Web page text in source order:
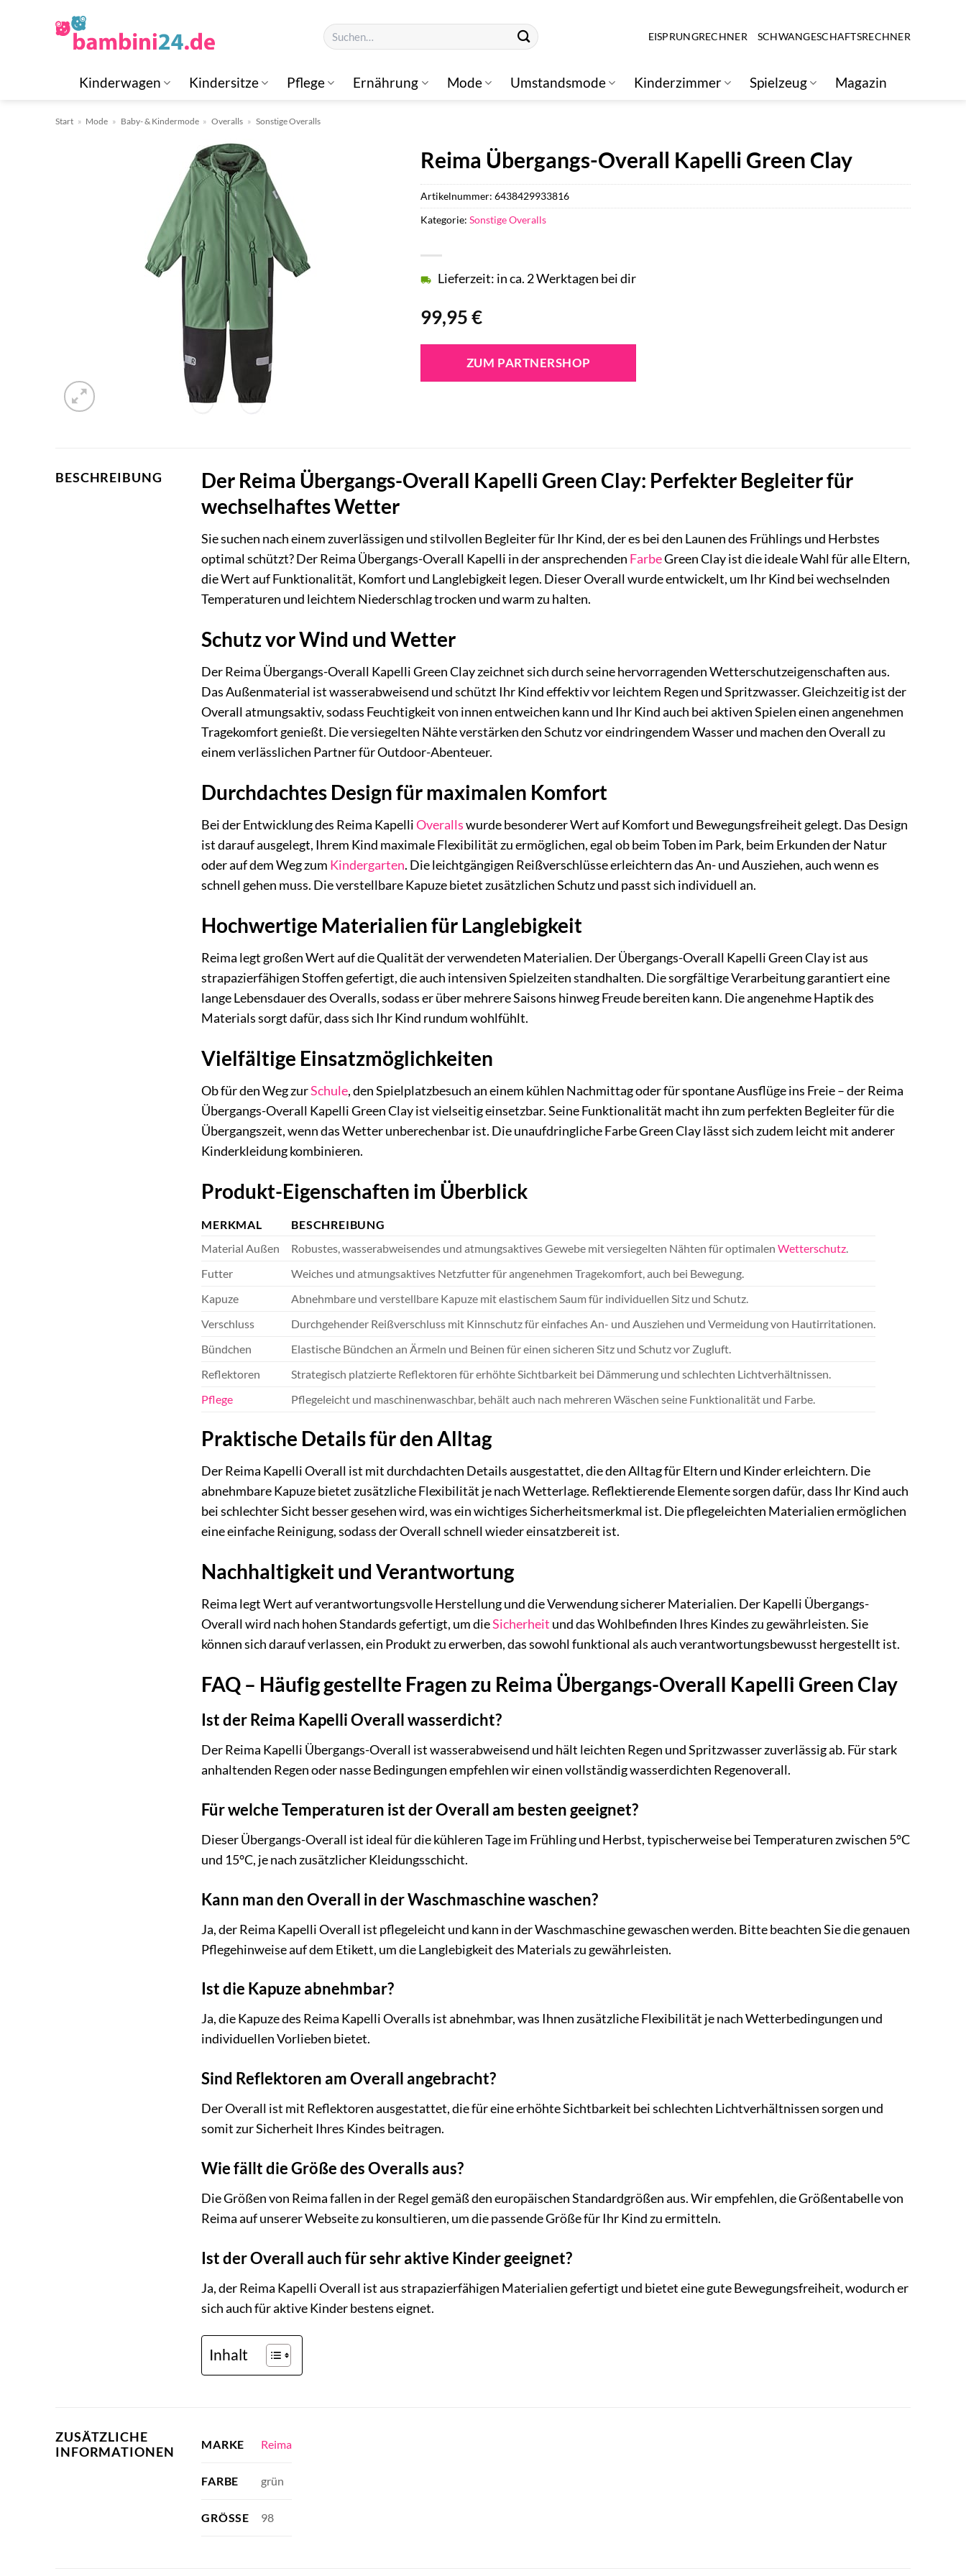
Suchen
nach:
EISPRUNGRECHNER SCHWANGESCHAFTSRECHNER
Kinderwagen Kindersitze Pflege Ernährung Mode Umstandsmode Kinderzimmer Spielzeug Magazin
Start » Mode » Baby- & Kindermode » Overalls » Sonstige Overalls
Reima Übergangs-Overall Kapelli Green Clay
99,95€
Lieferzeit: in ca. 2 Werktagen bei dir
ZUM PARTNERSHOP
Artikelnummer:6438429933816
Kategorie:Sonstige Overalls
BESCHREIBUNG
Der Reima Übergangs-Overall Kapelli Green Clay: Perfekter Begleiter für
wechselhaftes Wetter
Sie suchen nach einem zuverlässigen und stilvollen Begleiter für Ihr Kind, der es bei den Launen des Frühlings und Herbstes
optimal schützt? Der Reima Übergangs-Overall Kapelli in der ansprechenden FarbeGreen Clay ist die ideale Wahl für alle Eltern,
die Wert auf Funktionalität, Komfort und Langlebigkeit legen. Dieser Overall wurde entwickelt, um Ihr Kind bei wechselnden
Temperaturen und leichtem Niederschlag trocken und warm zu halten.
Schutz vor Wind und Wetter
Der Reima Übergangs-Overall Kapelli Green Clay zeichnet sich durch seine hervorragenden Wetterschutzeigenschaften aus.
Das Außenmaterial ist wasserabweisend und schützt Ihr Kind effektiv vor leichtem Regen und Spritzwasser. Gleichzeitig ist der
Overall atmungsaktiv, sodass Feuchtigkeit von innen entweichen kann und Ihr Kind auch bei aktiven Spielen einen angenehmen
Tragekomfort genießt. Die versiegelten Nähte verstärken den Schutz vor eindringendem Wasser und machen den Overall zu
einem verlässlichen Partner für Outdoor-Abenteuer.
Durchdachtes Design für maximalen Komfort
Bei der Entwicklung des Reima KapelliOverallswurde besonderer Wert auf Komfort und Bewegungsfreiheit gelegt. Das Design
ist darauf ausgelegt, Ihrem Kind maximale Flexibilität zu ermöglichen, egal ob beim Toben im Park, beim Erkunden der Natur
oder auf dem Weg zum Kindergarten. Die leichtgängigen Reißverschlüsse erleichtern das An- und Ausziehen, auch wenn es
schnell gehen muss. Die verstellbare Kapuze bietet zusätzlichen Schutz und passt sich individuell an.
Hochwertige Materialien für Langlebigkeit
Reima legt großen Wert auf die Qualität der verwendeten Materialien. Der Übergangs-Overall Kapelli Green Clay ist aus
strapazierfähigen Stoffen gefertigt, die auch intensiven Spielzeiten standhalten. Die sorgfältige Verarbeitung garantiert eine
lange Lebensdauer des Overalls, sodass er über mehrere Saisons hinweg Freude bereiten kann. Die angenehme Haptik des
Materials sorgt dafür, dass sich Ihr Kind rundum wohlfühlt.
Vielfältige Einsatzmöglichkeiten
Ob für den Weg zurSchule, den Spielplatzbesuch an einem kühlen Nachmittag oder für spontane Ausflüge ins Freie – der Reima
Übergangs-Overall Kapelli Green Clay ist vielseitig einsetzbar. Seine Funktionalität macht ihn zum perfekten Begleiter für die
Übergangszeit, wenn das Wetter unberechenbar ist. Die unaufdringliche Farbe Green Clay lässt sich zudem leicht mit anderer
Kinderkleidung kombinieren.
Produkt-Eigenschaften im Überblick
MERKMAL
BESCHREIBUNG
Material Außen
Robustes, wasserabweisendes und atmungsaktives Gewebe mit versiegelten Nähten für optimalenWetterschutz.
Futter
Weiches und atmungsaktives Netzfutter für angenehmen Tragekomfort, auch bei Bewegung.
Kapuze
Abnehmbare und verstellbare Kapuze mit elastischem Saum für individuellen Sitz und Schutz.
Verschluss
Durchgehender Reißverschluss mit Kinnschutz für einfaches An- und Ausziehen und Vermeidung von Hautirritationen.
Bündchen
Elastische Bündchen an Ärmeln und Beinen für einen sicheren Sitz und Schutz vor Zugluft.
Reflektoren
Strategisch platzierte Reflektoren für erhöhte Sichtbarkeit bei Dämmerung und schlechten Lichtverhältnissen.
Pflege
Pflegeleicht und maschinenwaschbar, behält auch nach mehreren Wäschen seine Funktionalität und Farbe.
Praktische Details für den Alltag
Der Reima Kapelli Overall ist mit durchdachten Details ausgestattet, die den Alltag für Eltern und Kinder erleichtern. Die
abnehmbare Kapuze bietet zusätzliche Flexibilität je nach Wetterlage. Reflektierende Elemente sorgen dafür, dass Ihr Kind auch
bei schlechter Sicht besser gesehen wird, was ein wichtiges Sicherheitsmerkmal ist. Die pflegeleichten Materialien ermöglichen
eine einfache Reinigung, sodass der Overall schnell wieder einsatzbereit ist.
Nachhaltigkeit und Verantwortung
Reima legt Wert auf verantwortungsvolle Herstellung und die Verwendung sicherer Materialien. Der Kapelli Übergangs-
Overall wird nach hohen Standards gefertigt, um dieSicherheit und das Wohlbefinden Ihres Kindes zu gewährleisten. Sie
können sich darauf verlassen, ein Produkt zu erwerben, das sowohl funktional als auch verantwortungsbewusst hergestellt ist.
FAQ – Häufig gestellte Fragen zu Reima Übergangs-Overall Kapelli Green Clay
Ist der Reima Kapelli Overall wasserdicht?
Der Reima Kapelli Übergangs-Overall ist wasserabweisend und hält leichten Regen und Spritzwasser zuverlässig ab. Für stark
anhaltenden Regen oder nasse Bedingungen empfehlen wir einen vollständig wasserdichten Regenoverall.
Für welche Temperaturen ist der Overall am besten geeignet?
Dieser Übergangs-Overall ist ideal für die kühleren Tage im Frühling und Herbst, typischerweise bei Temperaturen zwischen 5°C
und 15°C, je nach zusätzlicher Kleidungsschicht.
Kann man den Overall in der Waschmaschine waschen?
Ja, der Reima Kapelli Overall ist pflegeleicht und kann in der Waschmaschine gewaschen werden. Bitte beachten Sie die genauen
Pflegehinweise auf dem Etikett, um die Langlebigkeit des Materials zu gewährleisten.
Ist die Kapuze abnehmbar?
Ja, die Kapuze des Reima Kapelli Overalls ist abnehmbar, was Ihnen zusätzliche Flexibilität je nach Wetterbedingungen und
individuellen Vorlieben bietet.
Sind Reflektoren am Overall angebracht?
Der Overall ist mit Reflektoren ausgestattet, die für eine erhöhte Sichtbarkeit bei schlechten Lichtverhältnissen sorgen und
somit zur Sicherheit Ihres Kindes beitragen.
Wie fällt die Größe des Overalls aus?
Die Größen von Reima fallen in der Regel gemäß den europäischen Standardgrößen aus. Wir empfehlen, die Größentabelle von
Reima auf unserer Webseite zu konsultieren, um die passende Größe für Ihr Kind zu ermitteln.
Ist der Overall auch für sehr aktive Kinder geeignet?
Ja, der Reima Kapelli Overall ist aus strapazierfähigen Materialien gefertigt und bietet eine gute Bewegungsfreiheit, wodurch er
sich auch für aktive Kinder bestens eignet.
Inhalt
ZUSÄTZLICHE
INFORMATIONEN
MARKE Reima
FARBE grün
GRÖSSE 98